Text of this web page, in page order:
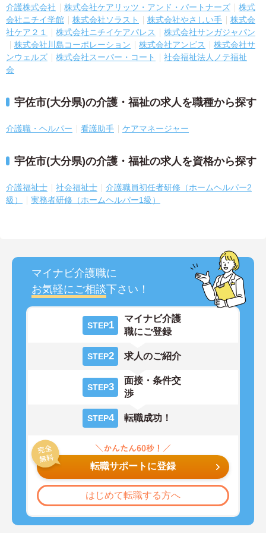
介護株式会社
株式会社ケアリッツ・アンド・パートナーズ
株式
会社ニチイ学館
株式会社ソラスト 株式会社やさしい手
株式会
社ケア２１
株式会社ニチイケアパレス
株式会社サンガジャパン
株式会社川島コーポレーション
株式会社アンビス
株式会社サ
ンウェルズ
株式会社スーパー・コート
社会福祉法人ノテ福祉
会
宇佐市(大分県)の介護・福祉の求人を職種から探す
介護職・ヘルパー 看護助手 ケアマネージャー
宇佐市(大分県)の介護・福祉の求人を資格から探す
介護福祉士 社会福祉士
介護職員初任者研修（ホームヘルパー2
級）
実務者研修（ホームヘルパー1級）
マイナビ介護職に
お気軽にご相談下さい！
STEP1
マイナビ介護
職にご登録
STEP2 求人のご紹介
STEP3
面接・条件交
渉
STEP4 転職成功！
転職サポートに登録
はじめて転職する方へ